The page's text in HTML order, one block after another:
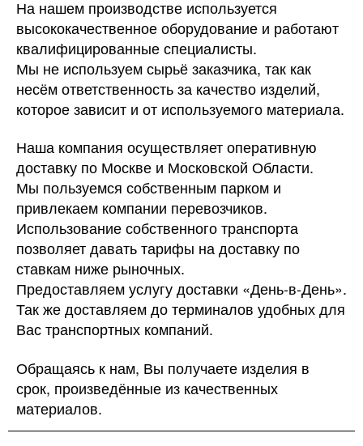
На нашем производстве используется
высококачественное оборудование и работают
квалифицированные специалисты.
Мы не используем сырьё заказчика, так как
несём ответственность за качество изделий,
которое зависит и от используемого материала.
Наша компания осуществляет оперативную
доставку по Москве и Московской Области.
Мы пользуемся собственным парком и
привлекаем компании перевозчиков.
Использование собственного транспорта
позволяет давать тарифы на доставку по
ставкам ниже рыночных.
Предоставляем услугу доставки «День-в-День».
Так же доставляем до терминалов удобных для
Вас транспортных компаний.
Обращаясь к нам, Вы получаете изделия в
срок, произведённые из качественных
материалов.